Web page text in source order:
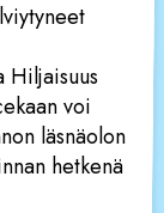
Hiljaisuus
voi
läsnäolon
hetkenä